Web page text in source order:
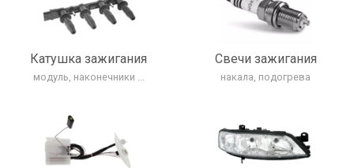
Катушка зажигания
модуль, наконечники ...
Свечи зажигания
накала, подогрева